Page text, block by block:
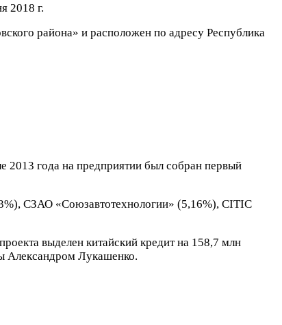
2018 г.
района» и расположен по адресу Республика
2013 года на предприятии был собран первый
СЗАО «Союзавтотехнологии» (5,16%), CITIC
выделен китайский кредит на 158,7 млн
Александром Лукашенко.